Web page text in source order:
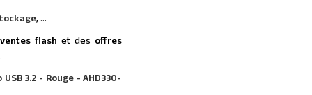
, ...
ventes flash et des offres
3.2 - Rouge - AHD330-